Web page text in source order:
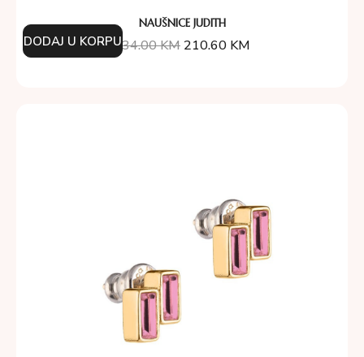
NAUŠNICE JUDITH
234.00KM 210.60 KM
DODAJ U KORPU